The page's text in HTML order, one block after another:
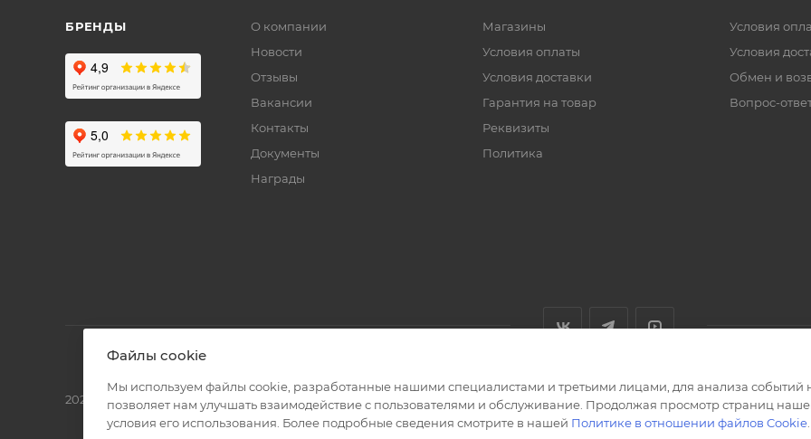
БРЕНДЫ
О компании
Новости
Отзывы
Вакансии
Контакты
Документы
Награды
Магазины
Условия оплаты
Условия доставки
Гарантия на товар
Реквизиты
Политика
Условия
Условия
Обмен и
Вопрос-
2026 © Полиграф кит - интернет-магазин
Файлы cookie
Мы используем файлы cookie, разработанные нашими специалистами и третьими лицами, для анализа событий
позволяет нам улучшать взаимодействие с пользователями и обслуживание. Продолжая просмотр страниц
условия его использования. Более подробные сведения смотрите в нашей Политике в отношении файлов Cookie